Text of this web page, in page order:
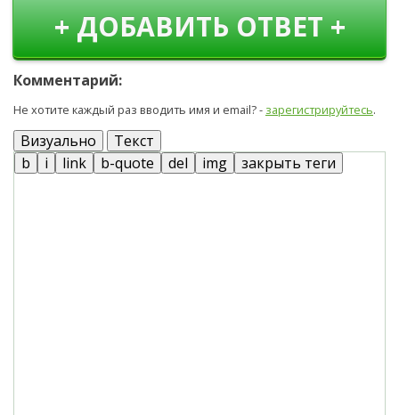
+ ДОБАВИТЬ ОТВЕТ +
Комментарий:
Не хотите каждый раз вводить имя и email? - зарегистрируйтесь.
Визуально Текст